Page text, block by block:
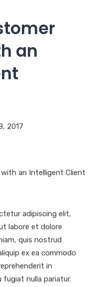
an
2017
adipiscing elit,
labore et dolore
quis nostrud
ex ea commodo
in
fugiat nulla pariatur.